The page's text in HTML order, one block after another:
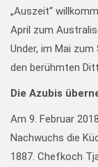
„Auszeit“
April zum
Under, im Mai
den berühmten
Die Azubis
Am 9. Februar
Nachwuchs die
1887. Chefkoch